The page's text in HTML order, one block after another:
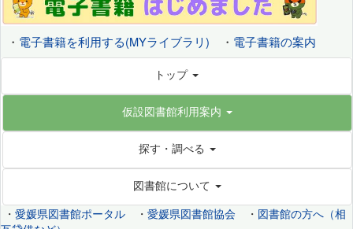
・ 電子書籍を利用する(MYライブラリ) ・ 電子書籍の案内
トップ
仮設図書館利用案内
探す・調べる
図書館について
・ 愛媛県図書館ポータル ・ 愛媛県図書館協会 ・ 図書館の方へ（相